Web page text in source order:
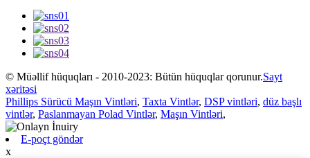
© Müəllif hüquqları - 2010-2023: Bütün hüquqlar qorunur.Sayt
xəritəsi
Phillips Sürücü Maşın Vintləri, Taxta Vintlər, DSP vintləri, düz başlı
vintlər, Paslanmayan Polad Vintlər, Maşın Vintləri,
E-poçt göndər
x